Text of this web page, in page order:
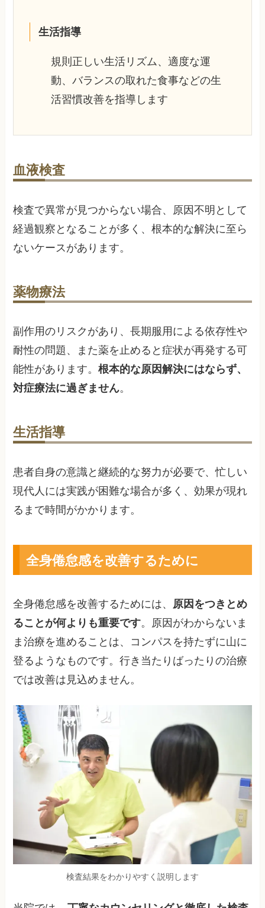
生活指導
規則正しい生活リズム、適度な運
動、バランスの取れた食事などの生
活習慣改善を指導します
血液検査
検査で異常が見つからない場合、原因不明として
経過観察となることが多く、根本的な解決に至ら
ないケースがあります。
薬物療法
副作用のリスクがあり、長期服用による依存性や
耐性の問題、また薬を止めると症状が再発する可
能性があります。根本的な原因解決にはならず、
対症療法に過ぎません。
生活指導
患者自身の意識と継続的な努力が必要で、忙しい
現代人には実践が困難な場合が多く、効果が現れ
るまで時間がかかります。
全身倦怠感を改善するために
全身倦怠感を改善するためには、 原因をつきとめ
ることが何よりも重要です。原因がわからないま
ま治療を進めることは、コンパスを持たずに山に
登るようなものです。行き当たりばったりの治療
では改善は見込めません。
検査結果をわかりやすく説明します